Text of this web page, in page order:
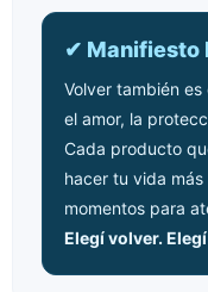
✔ Manifiesto
Volver también
el amor, la
Cada producto
hacer tu vida
momentos para
Elegí volver.